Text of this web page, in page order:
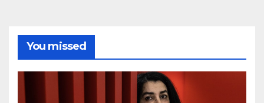
You missed